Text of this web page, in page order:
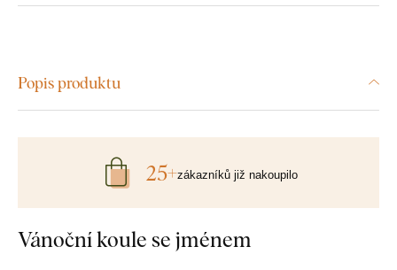
Popis produktu
Vánoční koule se jménem
25+zákazníků již nakoupilo